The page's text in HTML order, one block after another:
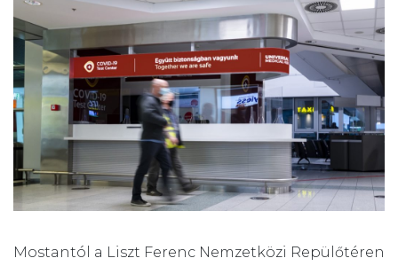
Mostantól a Liszt Ferenc Nemzetközi Repülőtéren